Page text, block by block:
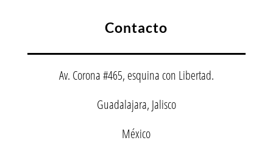
Contacto
Av. Corona #465, esquina con Libertad.
Guadalajara, Jalisco
México